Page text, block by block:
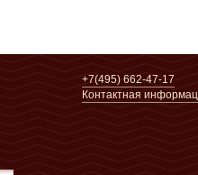
+7(495) 662-47-17
Контактная